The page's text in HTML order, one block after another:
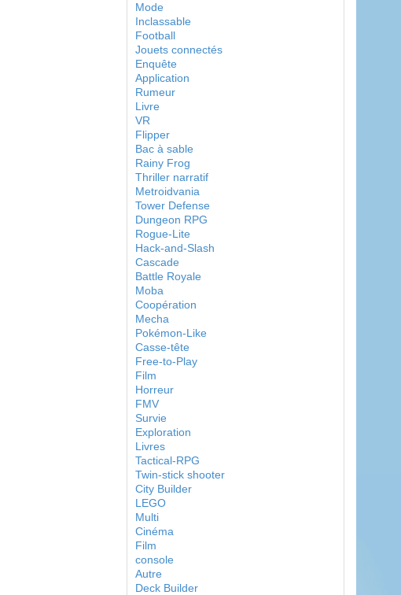
Mode
Inclassable
Football
Jouets connectés
Enquête
Application
Rumeur
Livre
VR
Flipper
Bac à sable
Rainy Frog
Thriller narratif
Metroidvania
Tower Defense
Dungeon RPG
Rogue-Lite
Hack-and-Slash
Cascade
Battle Royale
Moba
Coopération
Mecha
Pokémon-Like
Casse-tête
Free-to-Play
Film
Horreur
FMV
Survie
Exploration
Livres
Tactical-RPG
Twin-stick shooter
City Builder
LEGO
Multi
Cinéma
Film
console
Autre
Deck Builder